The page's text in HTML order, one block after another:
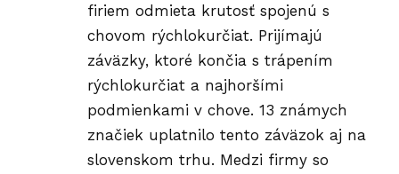
firiem odmieta krutosť spojenú s
chovom rýchlokurčiat. Prijímajú
záväzky, ktoré končia s trápením
rýchlokurčiat a najhoršími
podmienkami v chove. 13 známych
značiek uplatnilo tento záväzok aj na
slovenskom trhu. Medzi firmy so